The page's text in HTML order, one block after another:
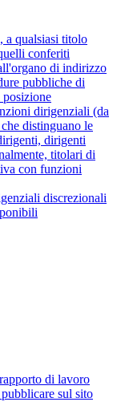
a qualsiasi titolo
conferiti
di indirizzo
pubbliche di
dirigenziali (da
distinguano le
dirigenti
titolari di
con funzioni
discrezionali
di lavoro
sul sito